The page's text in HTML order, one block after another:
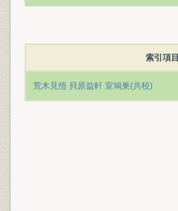
索引項目
荒木見悟 貝原益軒 室鳩巣(共校)